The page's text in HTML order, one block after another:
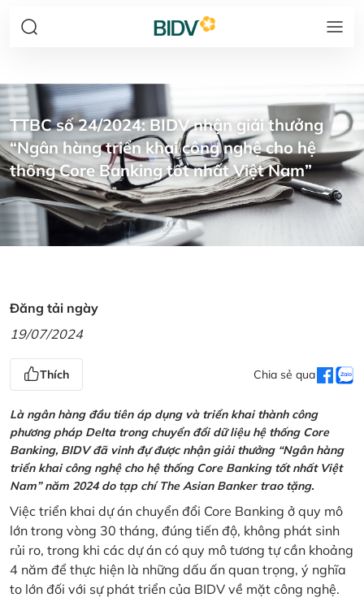
TTBC số 24/2024: BIDV nhận giải thưởng
“Ngân hàng triển khai công nghệ cho hệ
thống Core Banking tốt nhất Việt Nam”
Đăng tải ngày
19/07/2024
Thích Chia sẻ qua
Là ngân hàng đầu tiên áp dụng và triển khai thành công
phương pháp Delta trong chuyển đổi dữ liệu hệ thống Core
Banking, BIDV đã vinh đự được nhận giải thưởng “Ngân hàng
triển khai công nghệ cho hệ thống Core Banking tốt nhất Việt
Nam” năm 2024 do tạp chí The Asian Banker trao tặng.
Việc triển khai dự án chuyển đổi Core Banking ở quy mô
lớn trong vòng 30 tháng, đúng tiến độ, không phát sinh
rủi ro, trong khi các dự án có quy mô tương tự cần khoảng
4 năm để thực hiện là những dấu ấn quan trọng, ý nghĩa
to lớn đối với sự phát triển của BIDV về mặt công nghệ.